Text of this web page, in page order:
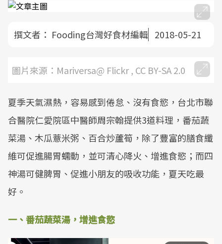
撰文者： Fooding台灣好食材編輯 2018-05-21
圖片來源：Mariversa@ Flickr , CC BY-SA 2.0
夏季天氣濕熱，容易感到倦怠、沒有食慾，台北市聯
合醫院仁愛院區中醫師周宗翰提供3道料理，番茄蔬
菜湯、木瓜薏米粥、百合炒蘆筍，除了豐富的膳食纖
維可促進腸胃蠕動，並可清心降火、增進食慾；而四
神湯可健脾胃、促進小朋友的吸收功能，夏天吃最
好。
一、番茄蔬菜湯，增進食慾